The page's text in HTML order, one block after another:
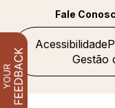
Acessibilidade
Gestão
Fale